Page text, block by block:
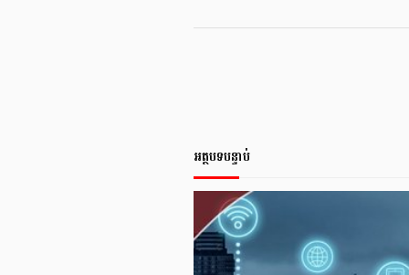
អត្ថបទបន្ទាប់